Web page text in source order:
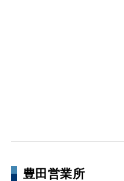
豊田営業所